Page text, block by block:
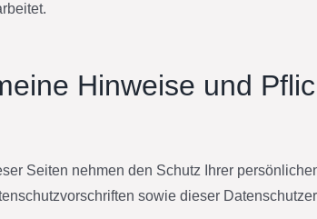
Hinweise und
Seiten nehmen den Schutz Ihrer
sowie dieser